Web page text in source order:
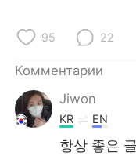
95 22
Комментарии
Jiwon
KR EN
항상 좋은